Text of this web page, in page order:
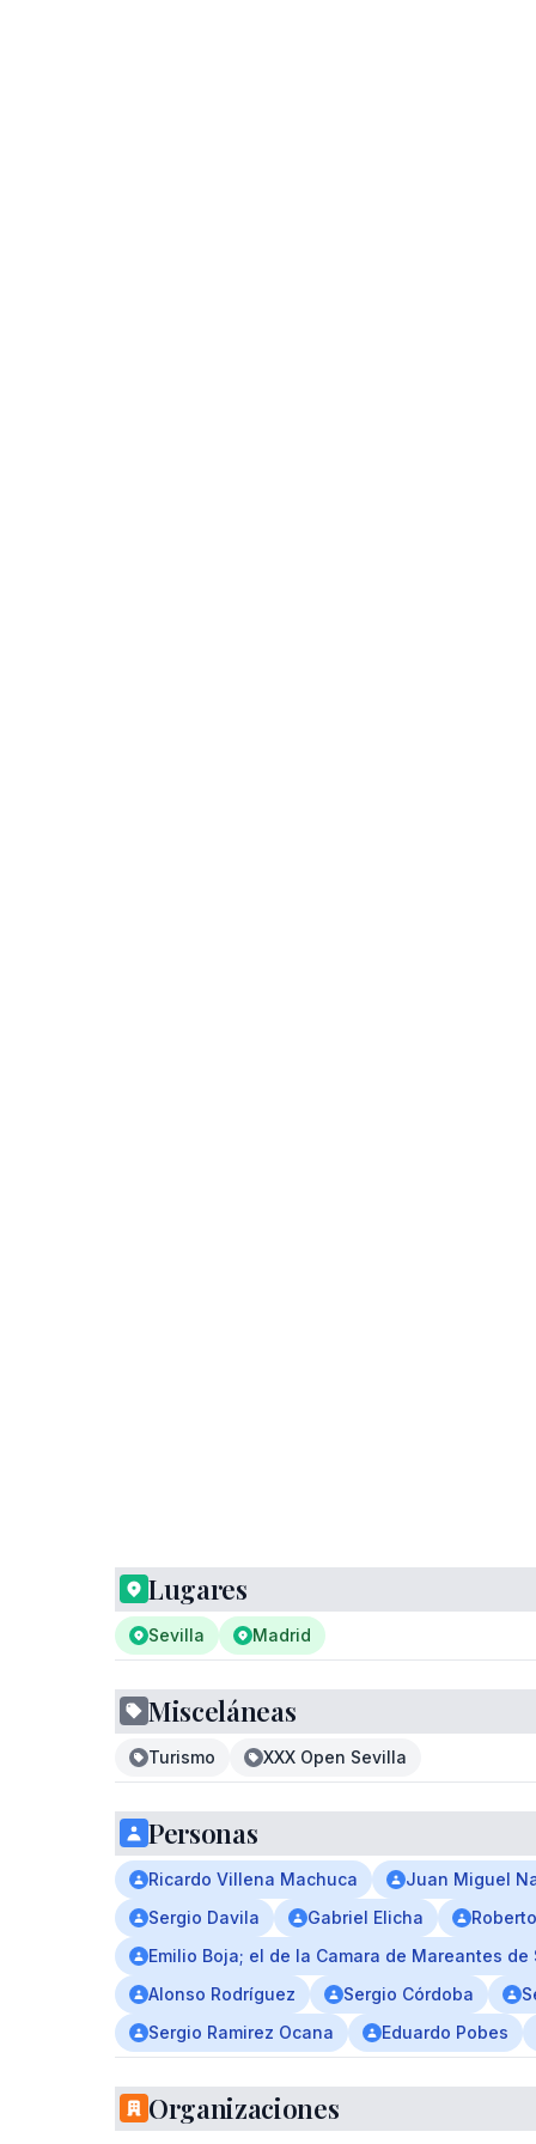
Lugares
Sevilla Madrid
Misceláneas
Turismo XXX Open Sevilla
Personas
Ricardo Villena Machuca Juan Miguel
Sergio Davila
Gabriel Elicha
Emilio Boja; el de la Camara de Mareantes de
Alonso Rodríguez
Sergio Córdoba
Sergio Ramirez Ocana
Eduardo Pobes
Organizaciones